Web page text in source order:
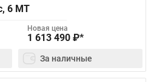
6 MT
Новая цена
1 613 490 ₽*
За наличные